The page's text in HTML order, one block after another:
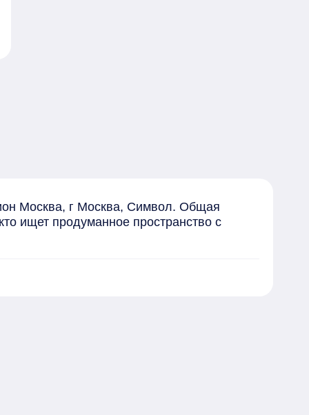
Москва, г Москва, Символ. Общая
ищет продуманное пространство с